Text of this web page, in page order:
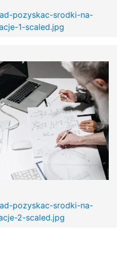
pozyskac-srodki-na-
1-scaled.jpg
pozyskac-srodki-na-
2-scaled.jpg